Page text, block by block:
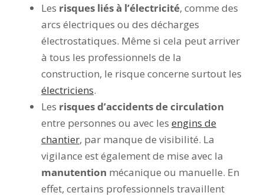
Les risques liés à l’électricité, comme des
arcs électriques ou des décharges
électrostatiques. Même si cela peut arriver
à tous les professionnels de la
construction, le risque concerne surtout les
électriciens.
Les risques d’accidents de circulation
entre personnes ou avec les engins de
chantier, par manque de visibilité. La
vigilance est également de mise avec la
manutention mécanique ou manuelle. En
effet, certains professionnels travaillent